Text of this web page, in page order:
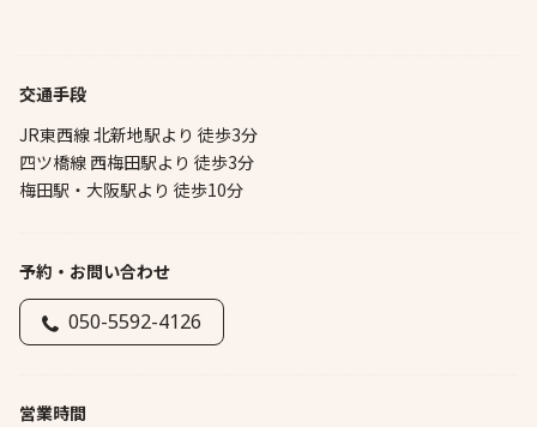
交通手段
JR東西線 北新地駅より 徒歩3分
四ツ橋線 西梅田駅より 徒歩3分
梅田駅・大阪駅より 徒歩10分
予約・お問い合わせ
050-5592-4126
営業時間